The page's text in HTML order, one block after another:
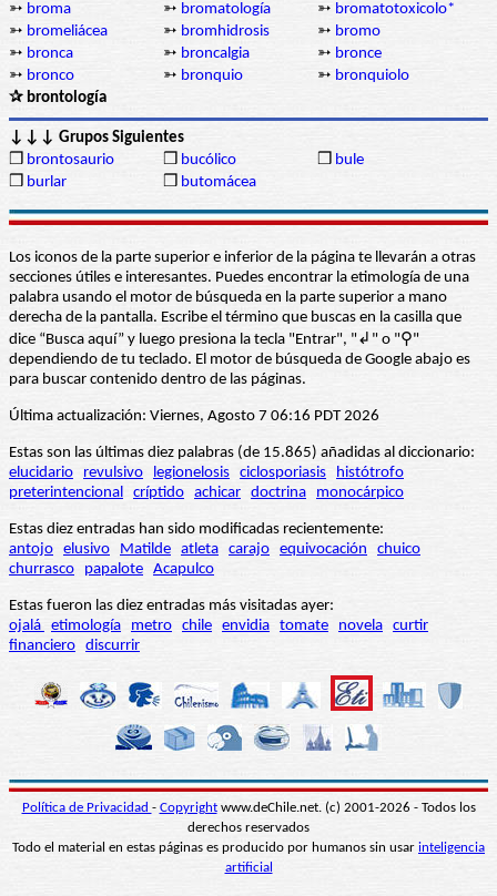
➳ broma ➳ bromatología ➳ bromatotoxicolo*
➳ bromeliácea ➳ bromhidrosis ➳ bromo
➳ bronca ➳ broncalgia ➳ bronce
➳ bronco ➳ bronquio ➳ bronquiolo
✰ brontología
↓↓↓ Grupos Siguientes
❒ brontosaurio ❒ bucólico ❒ bule
❒ burlar ❒ butomácea
Los iconos de la parte superior e inferior de la página te llevarán a otras
secciones útiles e interesantes. Puedes encontrar la etimología de una
palabra usando el motor de búsqueda en la parte superior a mano
derecha de la pantalla. Escribe el término que buscas en la casilla que
dice “Busca aquí” y luego presiona la tecla "Entrar", "↲" o "⚲"
dependiendo de tu teclado. El motor de búsqueda de Google abajo es
para buscar contenido dentro de las páginas.
Última actualización: Viernes, Agosto 7 06:16 PDT 2026
Estas son las últimas diez palabras (de 15.865) añadidas al diccionario:
elucidario
revulsivo legionelosis ciclosporiasis
histótrofo
preterintencional críptido achicar doctrina monocárpico
Estas diez entradas han sido modificadas recientemente:
antojo elusivo Matilde atleta carajo equivocación
chuico
churrasco
papalote Acapulco
Estas fueron las diez entradas más visitadas ayer:
ojalá etimología metro chile envidia tomate novela curtir
financiero discurrir
Política de Privacidad - Copyrightwww.deChile.net. (c) 2001-2026 - Todos los
derechos reservados
Todo el material en estas páginas es producido por humanos sin usar inteligencia
artificial